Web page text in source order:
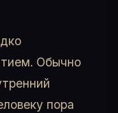
Обычно
пора